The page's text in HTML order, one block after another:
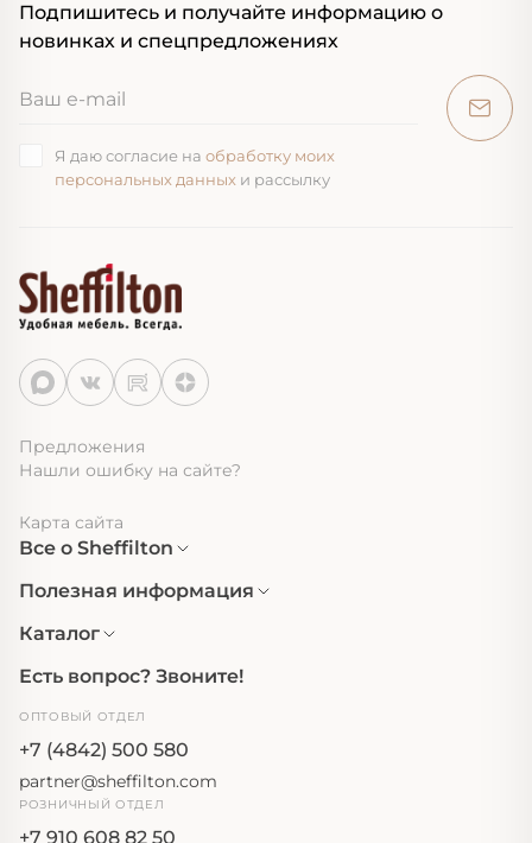
Подпишитесь и получайте информацию о
новинках и спецпредложениях
Я даю согласие на обработку моих
персональных данных и рассылку
Предложения
Нашли ошибку на сайте?
Карта сайта
Все о Sheffilton
Полезная информация
Каталог
Есть вопрос? Звоните!
ОПТОВЫЙ ОТДЕЛ
+7 (4842) 500 580
partner@sheffilton.com
РОЗНИЧНЫЙ ОТДЕЛ
+7 910 608 82 50